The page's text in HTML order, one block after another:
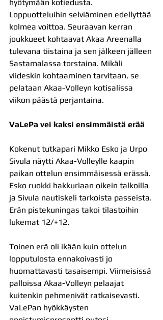
hyötymään kotiedusta.
Loppuotteluihin selviäminen edellyttää
kolmea voittoa. Seuraavan kerran
joukkueet kohtaavat Akaa Areenalla
tulevana tiistaina ja sen jälkeen jälleen
Sastamalassa torstaina. Mikäli
viideskin kohtaaminen tarvitaan, se
pelataan Akaa-Volleyn kotisalissa
viikon päästä perjantaina.
VaLePa vei kaksi ensimmäistä erää
Kokenut tutkapari Mikko Esko ja Urpo
Sivula näytti Akaa-Volleylle kaapin
paikan ottelun ensimmäisessä erässä.
Esko ruokki hakkuriaan oikein talkoilla
ja Sivula nautiskeli tarkoista passeista.
Erän pistekuningas takoi tilastoihin
lukemat 12/+12.
Toinen erä oli ikään kuin ottelun
lopputulosta ennakoivasti jo
huomattavasti tasaisempi. Viimeisissä
palloissa Akaa-Volleyn pelaajat
kuitenkin pehmenivät ratkaisevasti.
VaLePan hyökkäysten